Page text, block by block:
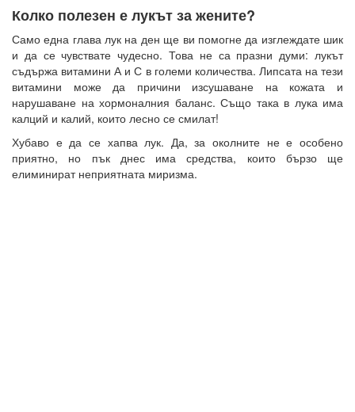
Колко полезен е лукът за жените?
Само една глава лук на ден ще ви помогне да изглеждате шик
и да се чувствате чудесно. Това не са празни думи: лукът
съдържа витамини А и С в големи количества. Липсата на тези
витамини може да причини изсушаване на кожата и
нарушаване на хормоналния баланс. Също така в лука има
калций и калий, които лесно се смилат!
Хубаво е да се хапва лук. Да, за околните не е особено
приятно, но пък днес има средства, които бързо ще
елиминират неприятната миризма.